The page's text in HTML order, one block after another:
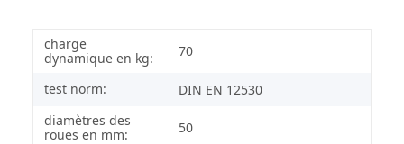
charge
dynamique en kg:
70
test norm:
DIN EN 12530
diamètres des
roues en mm:
50